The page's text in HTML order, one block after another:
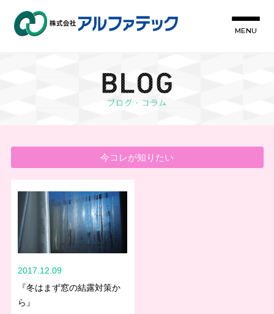
MENU
今コレが知りたい
2017.12.09
『冬はまず窓の結露対策か
ら』